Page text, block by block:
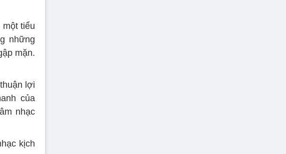
tiểu
những
mặn.
lợi
của
nhạc
kịch